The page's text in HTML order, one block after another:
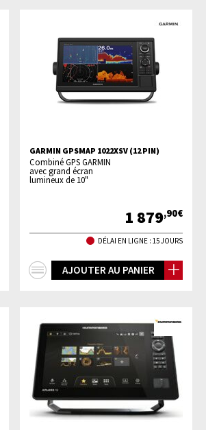
GARMIN GPSMAP 1022XSV (12 PIN)
Combiné GPS GARMIN
avec grand écran
lumineux de 10"
1 879,90€
DÉLAI EN LIGNE : 15 JOURS
AJOUTER AU PANIER